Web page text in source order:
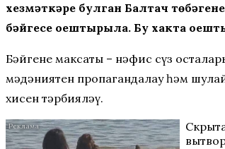
хезмәткәре булган Балтач
бәйгесе оештырыла. Бу хакта
Бәйгенең максаты – нәфис сүз
мәдәниятен пропагандалау һәм
хисен тәрбияләү.